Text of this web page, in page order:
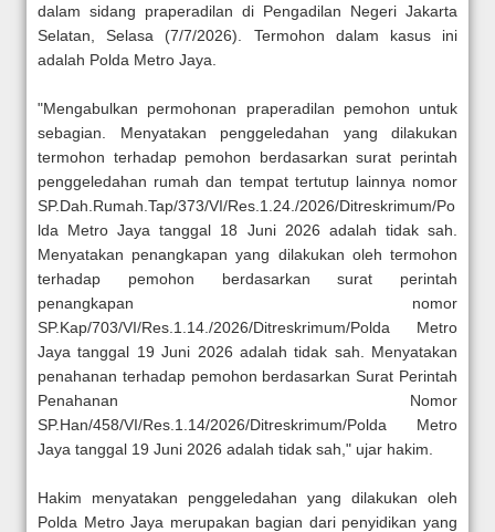
dalam sidang praperadilan di Pengadilan Negeri Jakarta
Selatan, Selasa (7/7/2026). Termohon dalam kasus ini
adalah Polda Metro Jaya.
"Mengabulkan permohonan praperadilan pemohon untuk
sebagian. Menyatakan penggeledahan yang dilakukan
termohon terhadap pemohon berdasarkan surat perintah
penggeledahan rumah dan tempat tertutup lainnya nomor
SP.Dah.Rumah.Tap/373/VI/Res.1.24./2026/Ditreskrimum/Po
lda Metro Jaya tanggal 18 Juni 2026 adalah tidak sah.
Menyatakan penangkapan yang dilakukan oleh termohon
terhadap pemohon berdasarkan surat perintah
penangkapan nomor
SP.Kap/703/VI/Res.1.14./2026/Ditreskrimum/Polda Metro
Jaya tanggal 19 Juni 2026 adalah tidak sah. Menyatakan
penahanan terhadap pemohon berdasarkan Surat Perintah
Penahanan Nomor
SP.Han/458/VI/Res.1.14/2026/Ditreskrimum/Polda Metro
Jaya tanggal 19 Juni 2026 adalah tidak sah," ujar hakim.
Hakim menyatakan penggeledahan yang dilakukan oleh
Polda Metro Jaya merupakan bagian dari penyidikan yang